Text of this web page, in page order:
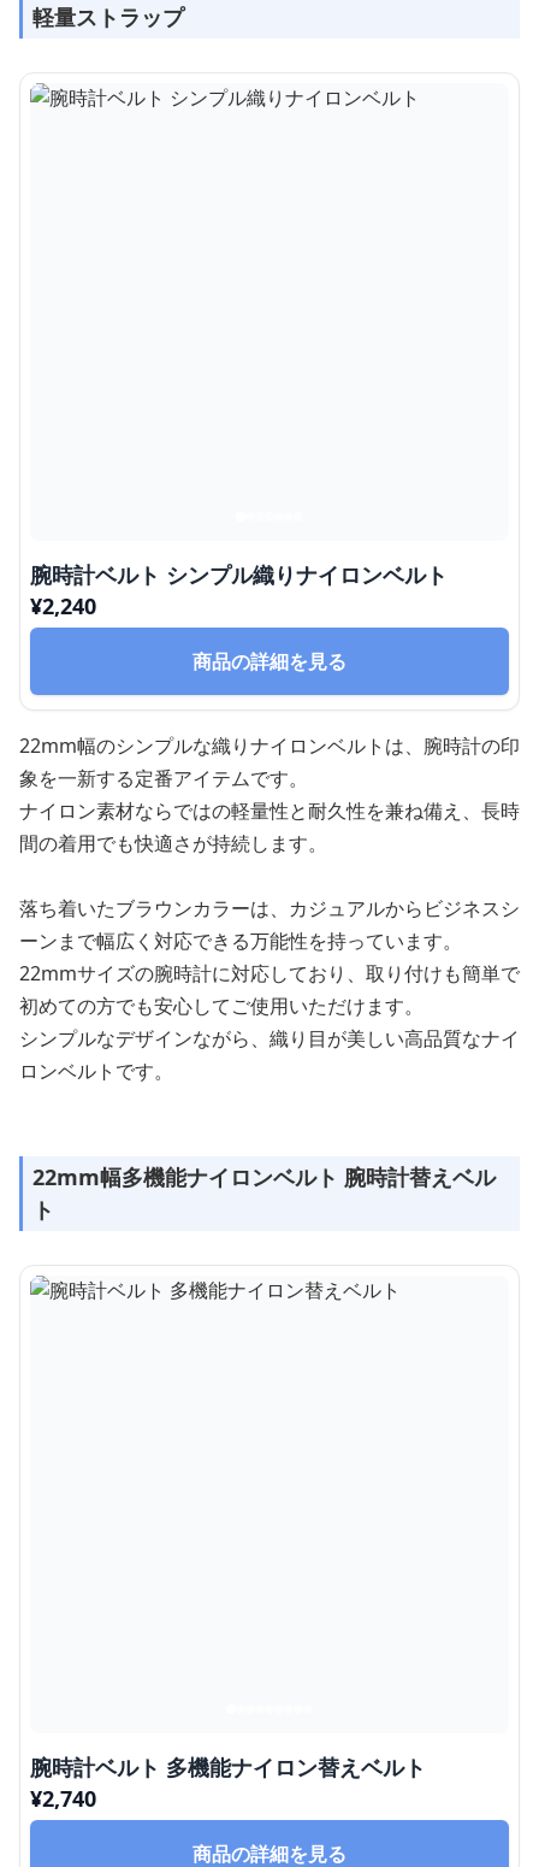
軽量ストラップ
腕時計ベルト シンプル織りナイロンベルト
¥2,240
商品の詳細を見る
22mm幅のシンプルな織りナイロンベルトは、腕時計の印
象を一新する定番アイテムです。
ナイロン素材ならではの軽量性と耐久性を兼ね備え、長時
間の着用でも快適さが持続します。
落ち着いたブラウンカラーは、カジュアルからビジネスシ
ーンまで幅広く対応できる万能性を持っています。
22mmサイズの腕時計に対応しており、取り付けも簡単で
初めての方でも安心してご使用いただけます。
シンプルなデザインながら、織り目が美しい高品質なナイ
ロンベルトです。
22mm幅多機能ナイロンベルト 腕時計替えベル
ト
腕時計ベルト 多機能ナイロン替えベルト
¥2,740
商品の詳細を見る